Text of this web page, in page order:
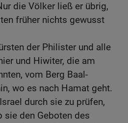
die Völker ließ er übrig,
früher nichts gewusst
der Philister und alle
und Hiwiter, die am
vom Berg Baal-
wo es nach Hamat geht.
durch sie zu prüfen,
sie den Geboten des